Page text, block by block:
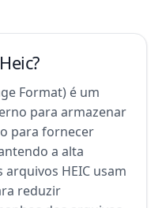
Format) é um
para armazenar
para fornecer
a alta
HEIC usam
reduzir